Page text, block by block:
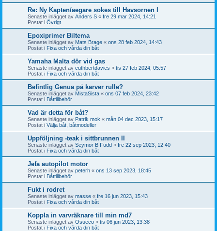
Re: Ny Kapten/aegare sokes till Havsornen I
Senaste inlägget av Anders S « fre 29 mar 2024, 14:21
Postat i Övrigt
Epoxiprimer Biltema
Senaste inlägget av Mats Brage « ons 28 feb 2024, 14:43
Postat i Fixa och vårda din båt
Yamaha Malta dör vid gas
Senaste inlägget av cuthbertdavies « tis 27 feb 2024, 05:57
Postat i Fixa och vårda din båt
Befintlig Genua på karver rulle?
Senaste inlägget av MistaSista « ons 07 feb 2024, 23:42
Postat i Båttillbehör
Vad är detta för båt?
Senaste inlägget av Patrik mok « mån 04 dec 2023, 15:17
Postat i Välja båt, båtmodeller
Uppföljning -teak i sittbrunnen II
Senaste inlägget av Seymor B Fudd « fre 22 sep 2023, 12:40
Postat i Fixa och vårda din båt
Jefa autopilot motor
Senaste inlägget av peterh « ons 13 sep 2023, 18:45
Postat i Båttillbehör
Fukt i rodret
Senaste inlägget av masse « fre 16 jun 2023, 15:43
Postat i Fixa och vårda din båt
Koppla in varvräknare till min md7
Senaste inlägget av Osueco « tis 06 jun 2023, 13:38
Postat i Fixa och vårda din båt